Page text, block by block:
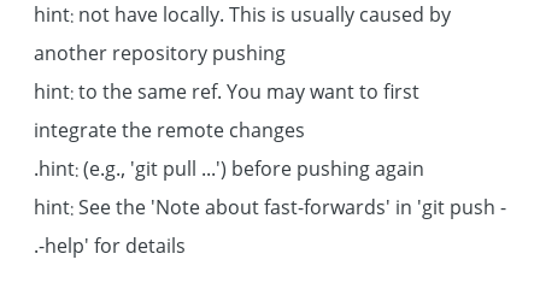
hint: not have locally. This is usually caused by
another repository pushing
hint: to the same ref. You may want to first
integrate the remote changes
hint: (e.g., 'git pull ...') before pushing again.
hint: See the 'Note about fast-forwards' in 'git push -
-help' for details.